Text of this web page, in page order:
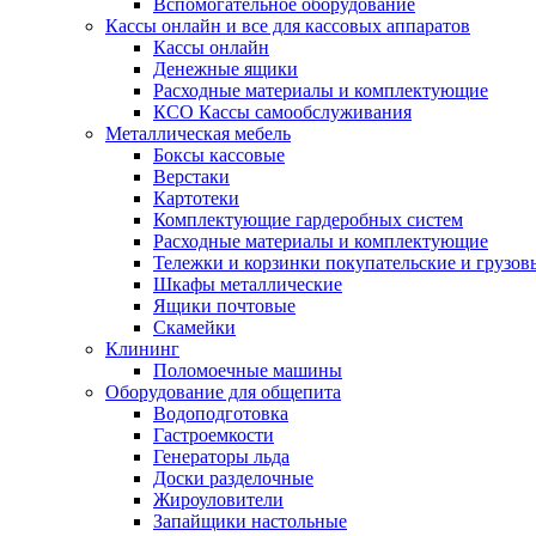
Вспомогательное оборудование
Кассы онлайн и все для кассовых аппаратов
Кассы онлайн
Денежные ящики
Расходные материалы и комплектующие
КСО Кассы самообслуживания
Металлическая мебель
Боксы кассовые
Верстаки
Картотеки
Комплектующие гардеробных систем
Расходные материалы и комплектующие
Тележки и корзинки покупательские и
Шкафы металлические
Ящики почтовые
Скамейки
Клининг
Поломоечные машины
Оборудование для общепита
Водоподготовка
Гастроемкости
Генераторы льда
Доски разделочные
Жироуловители
Запайщики настольные